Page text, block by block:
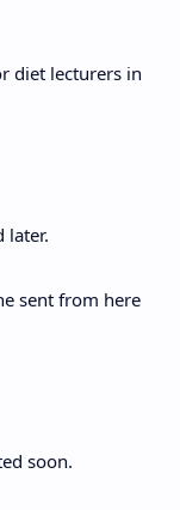
diet lecturers in
later.
sent from here
soon.